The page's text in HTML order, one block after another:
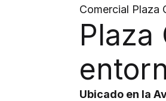
Comercial Plaza
Plaza
Ubicado en la